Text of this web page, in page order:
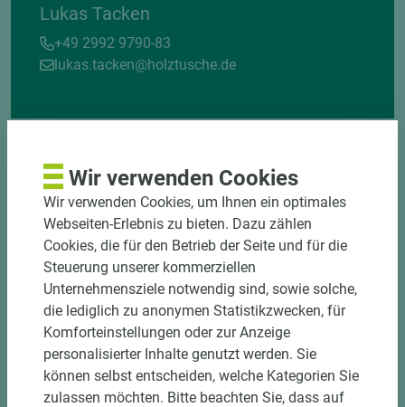
Lukas Tacken
+49 2992 9790-83
lukas.tacken@holztusche.de
Wir verwenden Cookies
Wir verwenden Cookies, um Ihnen ein optimales
Webseiten-Erlebnis zu bieten. Dazu zählen
Cookies, die für den Betrieb der Seite und für die
Steuerung unserer kommerziellen
Unternehmensziele notwendig sind, sowie solche,
die lediglich zu anonymen Statistikzwecken, für
Komforteinstellungen oder zur Anzeige
personalisierter Inhalte genutzt werden. Sie
können selbst entscheiden, welche Kategorien Sie
zulassen möchten. Bitte beachten Sie, dass auf